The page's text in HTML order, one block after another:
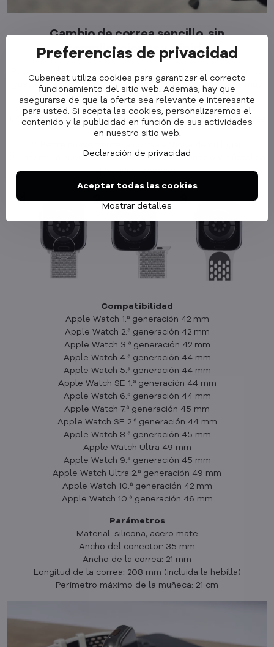
Cambio de correa sencillo, sin
complicaciones y rápido
gusto y desde la comodidad de su hogar. El cambio es muy
rápido y cualquier persona puede hacerlo.
1. Presione el botón en el borde del reloj para liberar la correa
actual.
3. Inserte la nueva correa Cubenest en el orificio y ajústela a
la posición deseada.
Compatibilidad
Apple Watch 1.ª generación 42 mm
Apple Watch 2.ª generación 42 mm
Apple Watch 3.ª generación 42 mm
Apple Watch 4.ª generación 44 mm
Apple Watch 5.ª generación 44 mm
Apple Watch SE 1.ª generación 44 mm
Apple Watch 6.ª generación 44 mm
Apple Watch 7.ª generación 45 mm
Apple Watch SE 2.ª generación 44 mm
Apple Watch 8.ª generación 45 mm
Apple Watch Ultra 49 mm
Apple Watch 9.ª generación 45 mm
Apple Watch Ultra 2.ª generación 49 mm
Apple Watch 10.ª generación 42 mm
Apple Watch 10.ª generación 46 mm
Parámetros
Material: silicona, acero mate
Ancho del conector: 35 mm
Ancho de la correa: 21 mm
Longitud de la correa: 208 mm (incluida la hebilla)
Perímetro máximo de la muñeca: 21 cm
Preferencias de privacidad
Cubenest utiliza cookies para garantizar el correcto
funcionamiento del sitio web. Además, hay que
asegurarse de que la oferta sea relevante e interesante
para usted. Si acepta las cookies, personalizaremos el
contenido y la publicidad en función de sus actividades
en nuestro sitio web.
Declaración de privacidad
Mostrar detalles
Aceptar todas las cookies